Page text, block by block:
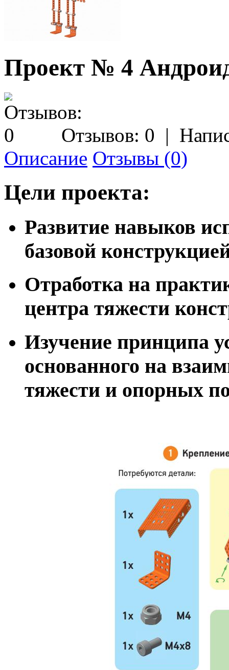
Проект № 4
Отзывов: 0 |
Описание Отзывы (0)
Цели проекта:
Развитие навыков
базовой
Отработка на
центра тяжести
Изучение принципа
основанного на
тяжести и опорных